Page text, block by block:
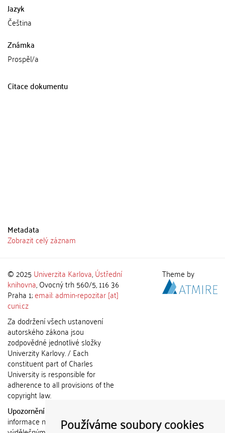
Používáme soubory cookies
Jazyk
Čeština
Známka
Prospěl/a
Citace dokumentu
Metadata
Zobrazit celý záznam
© 2025 Univerzita Karlova,Ústřední
knihovna, Ovocný trh 560/5, 116 36
Praha 1;email: admin-repozitar [at]
cuni.cz
Za dodržení všech ustanovení
autorského zákona jsou
zodpovědné jednotlivé složky
Univerzity Karlovy. / Each
constituent part of Charles
University is responsible for
adherence to all provisions of the
copyright law.
Upozornění / Notice:
informace nemohou být použity k
Theme by